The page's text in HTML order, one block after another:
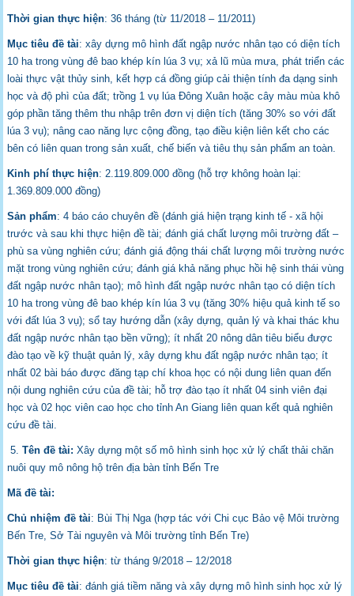
Thời gian thực hiện: 36 tháng (từ 11/2018 – 11/2011)
Mục tiêu đề tài: xây dựng mô hình đất ngập nước nhân tạo có diện tích
10 ha trong vùng đê bao khép kín lúa 3 vụ; xả lũ mùa mưa, phát triển các
loài thực vật thủy sinh, kết hợp cá đồng giúp cải thiện tính đa dạng sinh
học và độ phì của đất; trồng 1 vụ lúa Đông Xuân hoặc cây màu mùa khô
góp phần tăng thêm thu nhập trên đơn vị diện tích (tăng 30% so với đất
lúa 3 vụ); nâng cao năng lực cộng đồng, tạo điều kiện liên kết cho các
bên có liên quan trong sản xuất, chế biến và tiêu thụ sản phẩm an toàn.
Kinh phí thực hiện: 2.119.809.000 đồng (hỗ trợ không hoàn lại:
1.369.809.000 đồng)
Sản phẩm: 4 báo cáo chuyên đề (đánh giá hiện trạng kinh tế - xã hội
trước và sau khi thực hiện đề tài; đánh giá chất lượng môi trường đất –
phù sa vùng nghiên cứu; đánh giá động thái chất lượng môi trường nước
mặt trong vùng nghiên cứu; đánh giá khả năng phục hồi hệ sinh thái vùng
đất ngập nước nhân tạo); mô hình đất ngập nước nhân tạo có diện tích
10 ha trong vùng đê bao khép kín lúa 3 vụ (tăng 30% hiệu quả kinh tế so
với đất lúa 3 vụ); sổ tay hướng dẫn (xây dựng, quản lý và khai thác khu
đất ngập nước nhân tạo bền vững); ít nhất 20 nông dân tiêu biểu được
đào tạo về kỹ thuật quản lý, xây dựng khu đất ngập nước nhân tạo; ít
nhất 02 bài báo được đăng tạp chí khoa học có nội dung liên quan đến
nội dung nghiên cứu của đề tài; hỗ trợ đào tạo ít nhất 04 sinh viên đại
học và 02 học viên cao học cho tỉnh An Giang liên quan kết quả nghiên
cứu đề tài.
5.Tên đề tài: Xây dựng một số mô hình sinh học xử lý chất thải chăn
nuôi quy mô nông hộ trên địa bàn tỉnh Bến Tre
Mã đề tài:
Chủ nhiệm đề tài: Bùi Thị Nga (hợp tác với Chi cục Bảo vệ Môi trường
Bến Tre, Sở Tài nguyên và Môi trường tỉnh Bến Tre)
Thời gian thực hiện: từ tháng 9/2018 – 12/2018
Mục tiêu đề tài: đánh giá tiềm năng và xây dựng mô hình sinh học xử lý